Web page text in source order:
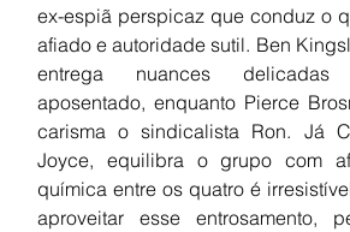
ex-espiã perspicaz que conduz o
afiado e autoridade sutil. Ben
entrega nuances
aposentado, enquanto Pierce
carisma o sindicalista Ron. Já
Joyce, equilibra o grupo com
química entre os quatro é
aproveitar esse entrosamento,